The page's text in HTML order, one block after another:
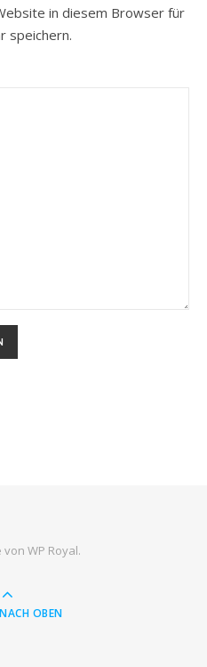
in diesem Browser für
speichern.
von WP Royal.
OBEN